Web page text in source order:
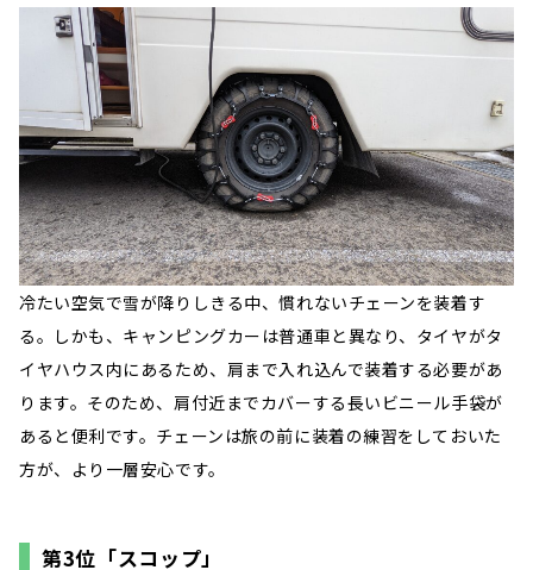
冷たい空気で雪が降りしきる中、慣れないチェーンを装着す
る。しかも、キャンピングカーは普通車と異なり、タイヤがタ
イヤハウス内にあるため、肩まで入れ込んで装着する必要があ
ります。そのため、肩付近までカバーする長いビニール手袋が
あると便利です。チェーンは旅の前に装着の練習をしておいた
方が、より一層安心です。
第3位「スコップ」